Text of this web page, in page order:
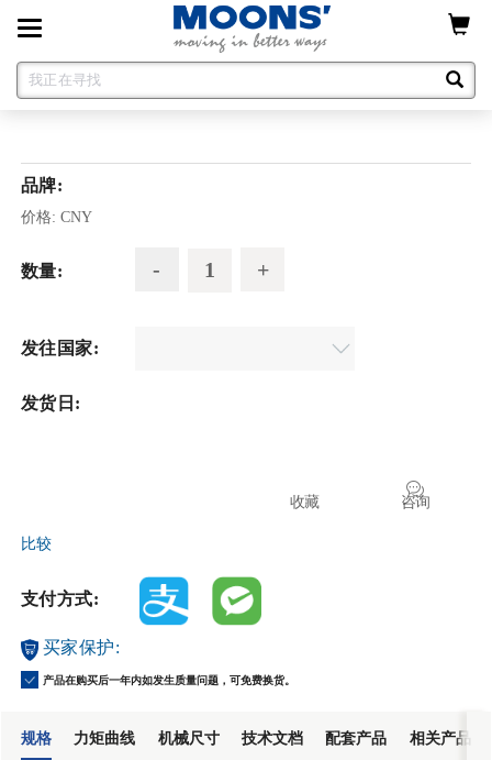
Toggle
navigation
品牌:
价格: CNY
数量:
发往国家:
发货日:
咨询
收藏
比较
支付方式:
买家保护:
产品在购买后一年内如发生质量问题，可免费换货。
规格 力矩曲线 机械尺寸 技术文档 配套产品 相关产品